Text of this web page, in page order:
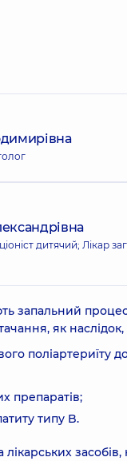
дитячий; Лікар
запальний
як
поліартериїту
препаратів;
типу B.